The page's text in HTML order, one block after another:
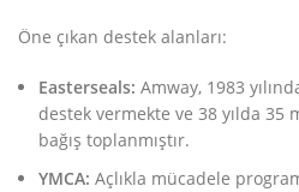
Öne çıkan destek alanları:
Easterseals: Amway, 1983
destek vermekte ve 38 yılda 35
bağış toplanmıştır.
YMCA: Açlıkla mücadele